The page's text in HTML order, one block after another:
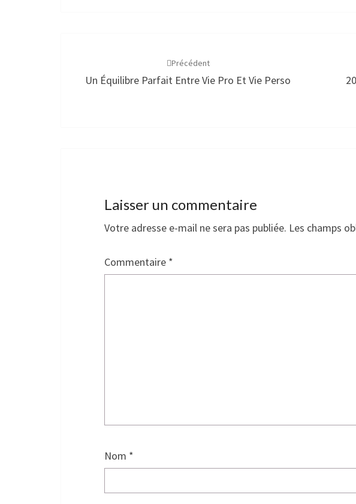
Précédent
Un Équilibre Parfait Entre Vie Pro Et Vie Perso
Laisser un commentaire
Votre adresse e-mail ne sera pas publiée. Les champs
Commentaire *
Nom *